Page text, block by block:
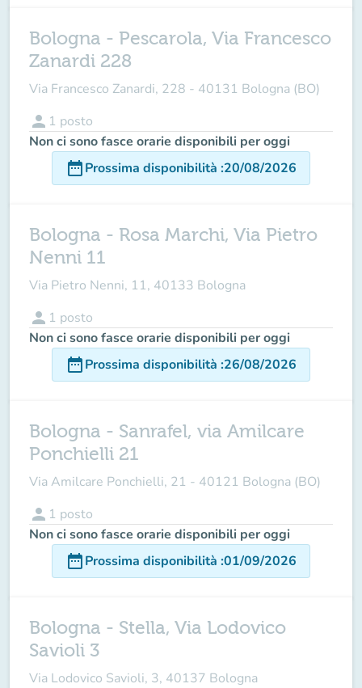
Bologna - Pescarola, Via Francesco
Zanardi 228
Via Francesco Zanardi, 228 - 40131 Bologna (BO)
person 1 posto
Non ci sono fasce orarie disponibili per oggi
date_rangeProssima disponibilità :20/08/2026
Bologna - Rosa Marchi, Via Pietro
Nenni 11
Via Pietro Nenni, 11, 40133 Bologna
person 1 posto
Non ci sono fasce orarie disponibili per oggi
date_rangeProssima disponibilità :26/08/2026
Bologna - Sanrafel, via Amilcare
Ponchielli 21
Via Amilcare Ponchielli, 21 - 40121 Bologna (BO)
person 1 posto
Non ci sono fasce orarie disponibili per oggi
date_rangeProssima disponibilità :01/09/2026
Bologna - Stella, Via Lodovico
Savioli 3
Via Lodovico Savioli, 3, 40137 Bologna